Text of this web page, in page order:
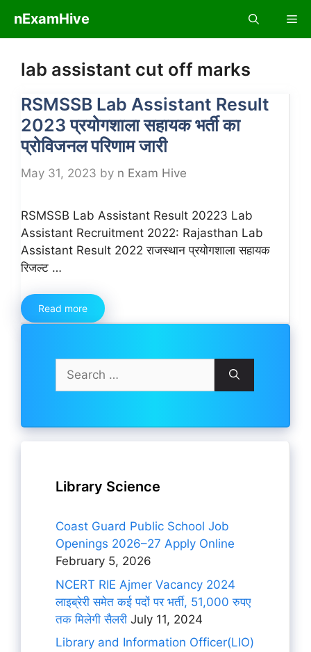
content
nExamHive
lab assistant cut off marks
RSMSSB Lab Assistant Result
2023 प्रयोगशाला सहायक भर्ती का
प्रोविजनल परिणाम जारी
May 31, 2023 by n Exam Hive
RSMSSB Lab Assistant Result 20223 Lab
Assistant Recruitment 2022: Rajasthan Lab
Assistant Result 2022 राजस्थान प्रयोगशाला सहायक
रिजल्ट …
Read more
Search
for:
Library Science
Coast Guard Public School Job
Openings 2026–27 Apply Online
February 5, 2026
NCERT RIE Ajmer Vacancy 2024
लाइब्रेरी समेत कई पदों पर भर्ती, 51,000 रुपए
तक मिलेगी सैलरी July 11, 2024
Library and Information Officer(LIO)